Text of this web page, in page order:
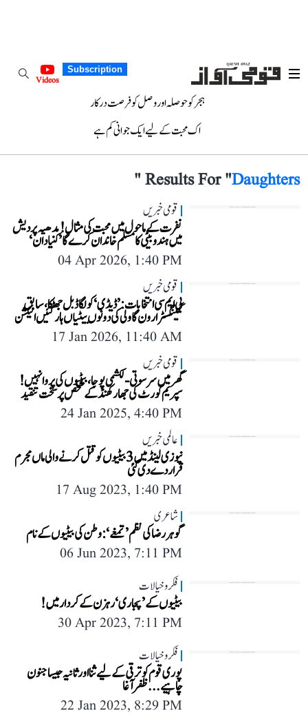
Subscription
Videos
ہجر کو حوصلہ اور وصل کو فرصت درکار
اک محبت کے لیے ایک جوانی کم ہے
Results For "Daughters
"
قومی خبریں
نفرت کے ماحول میں محبت کی مثال! مدھیہ پردیش
میں ہندو بیٹی کا مسلم خاندان کرے گا ’کنیا دان‘
04 Apr 2026, 1:40 PM
قومی خبریں
بی ایم سی انتخابات: ’ڈیڈی‘ کو لگا ڈبل جھٹکا، سابق
گینگسٹر ارون گاولی کی دونوں بیٹیاں ہار گئیں الیکشن
17 Jan 2026, 11:40 AM
قومی خبریں
گھر میں سرسوتی-لکشمی پوجا، بیٹیوں کی پروا نہیں!
سپریم کورٹ کی جھارکھنڈ کے شخص پر سخت تنقید
24 Jan 2025, 4:40 PM
عالمی خبریں
نیوزی لینڈ میں 3 بیٹیوں کو قتل کرنے والی ماں مجرم
قرار دے دی گئی
17 Aug 2023, 1:40 PM
شاعری
گوہر رضا کی نظم ’تمغے‘: وطن کی بیٹیوں کے نام
06 Jun 2023, 7:11 PM
فکر و خیالات
بیٹیوں کے ’پجاری‘ رہزن کے کردار میں!
30 Apr 2023, 7:11 PM
فکر و خیالات
پوری قوم کو ترقی کے لیے ثنا اور ثانیہ جیسا جنون
چاہیے... ظفر آغا
22 Jan 2023, 8:29 PM